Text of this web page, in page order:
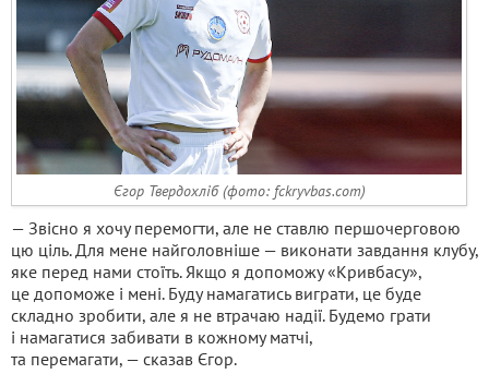
Єгор Твердохліб (фото: fckryvbas.com)
— Звісно я хочу перемогти, але не ставлю першочерговою
цю ціль. Для мене найголовніше — виконати завдання клубу,
яке перед нами стоїть. Якщо я допоможу «Кривбасу»,
це допоможе і мені. Буду намагатись виграти, це буде
складно зробити, але я не втрачаю надії. Будемо грати
і намагатися забивати в кожному матчі,
та перемагати, — сказав Єгор.